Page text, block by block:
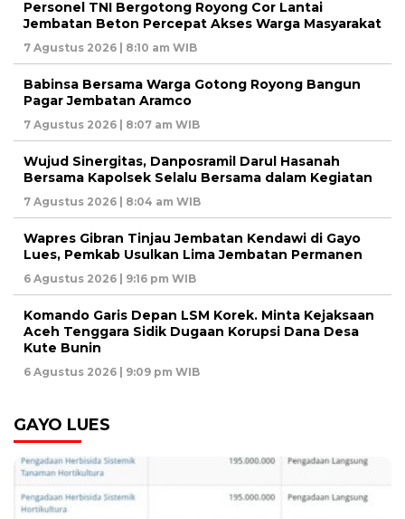
Personel TNI Bergotong Royong Cor Lantai
Jembatan Beton Percepat Akses Warga Masyarakat
7 Agustus 2026 | 8:10 am WIB
Babinsa Bersama Warga Gotong Royong Bangun
Pagar Jembatan Aramco
7 Agustus 2026 | 8:07 am WIB
Wujud Sinergitas, Danposramil Darul Hasanah
Bersama Kapolsek Selalu Bersama dalam Kegiatan
7 Agustus 2026 | 8:04 am WIB
Wapres Gibran Tinjau Jembatan Kendawi di Gayo
Lues, Pemkab Usulkan Lima Jembatan Permanen
6 Agustus 2026 | 9:16 pm WIB
Komando Garis Depan LSM Korek. Minta Kejaksaan
Aceh Tenggara Sidik Dugaan Korupsi Dana Desa
Kute Bunin
6 Agustus 2026 | 9:09 pm WIB
GAYO LUES